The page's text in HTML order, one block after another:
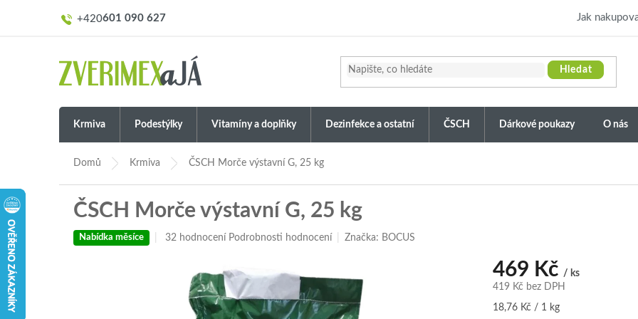
601 090 627 Jak
Hledat
Krmiva Podestýlky Vitamíny a doplňky Dezinfekce a ostatní ČSCH Dárkové poukazy O nás
Domů Krmiva ČSCH Morče výstavní G, 25 kg
ČSCH Morče výstavní G, 25 kg
Nabídka měsíce
Průměrné
32 hodnocení Podrobnosti hodnocení Značka: BOCUS
469 Kč / ks
419 Kč bez DPH
Měrná
18,76 Kč / 1 kg